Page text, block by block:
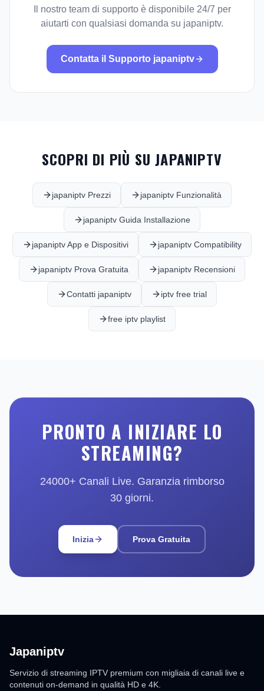
Il nostro team di supporto è disponibile 24/7 per
aiutarti con qualsiasi domanda su japaniptv.
Contatta il Supporto japaniptv
SCOPRI DI PIÙ SU JAPANIPTV
japaniptv Prezzi japaniptv Funzionalità
japaniptv Guida Installazione
japaniptv App e Dispositivi japaniptv Compatibility
japaniptv Prova Gratuita japaniptv Recensioni
Contatti japaniptv iptv free trial
free iptv playlist
PRONTO A INIZIARE LO
STREAMING?
24000+ Canali Live. Garanzia rimborso
30 giorni.
Inizia Prova Gratuita
Japaniptv
Servizio di streaming IPTV premium con migliaia di canali live e
contenuti on-demand in qualità HD e 4K.